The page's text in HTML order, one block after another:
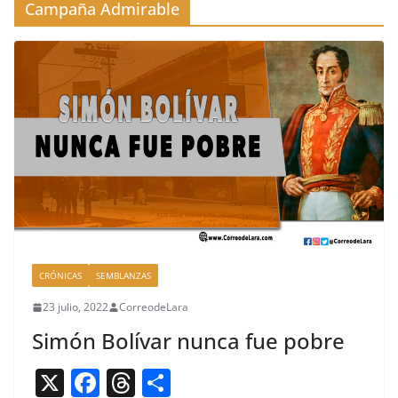
Campaña Admirable
CRÓNICAS SEMBLANZAS
23 julio, 2022 CorreodeLara
Simón Bolívar nunca fue pobre
X F T